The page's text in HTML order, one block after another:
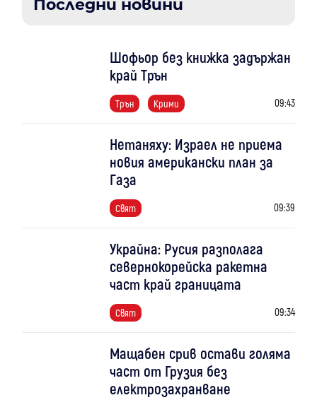
Последни новини
Шофьор без книжка задържан
край Трън
Трън Крими 09:43
Нетаняху: Израел не приема
новия американски план за
Газа
Свят 09:39
Украйна: Русия разполага
севернокорейска ракетна
част край границата
Свят 09:34
Мащабен срив остави голяма
част от Грузия без
електрозахранване